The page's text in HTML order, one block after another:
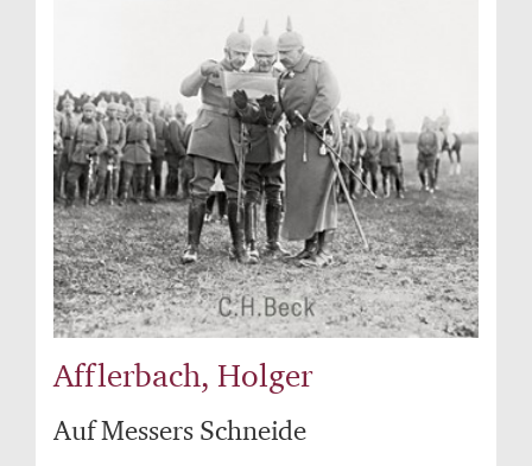
Afflerbach, Holger
Auf Messers Schneide